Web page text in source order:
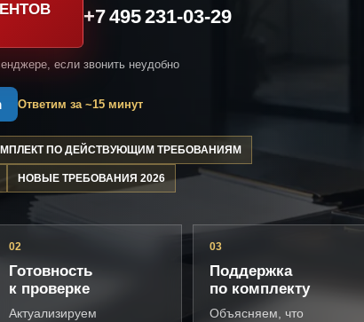
+7 495 231-03-29
если звонить неудобно
Ответим за ~15 минут
ПО ДЕЙСТВУЮЩИМ ТРЕБОВАНИЯМ
НОВЫЕ ТРЕБОВАНИЯ 2026
02
Готовность
к проверке
Актуализируем
03
Поддержка
по комплекту
Объясняем, что